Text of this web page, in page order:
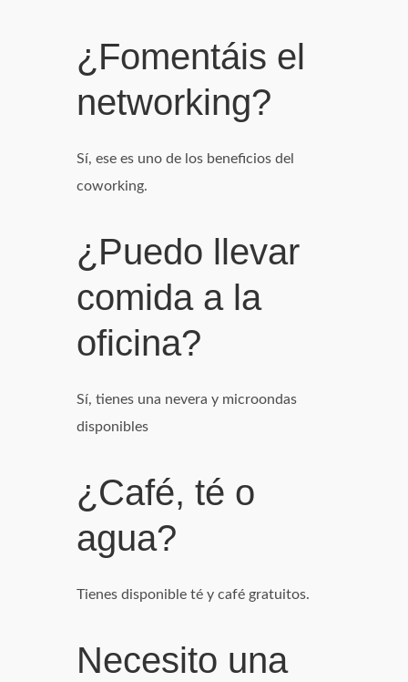
¿Fomentáis el
networking?
Sí, ese es uno de los beneficios del
coworking.
¿Puedo llevar
comida a la
oficina?
Sí, tienes una nevera y microondas
disponibles
¿Café, té o
agua?
Tienes disponible té y café gratuitos.
Necesito una